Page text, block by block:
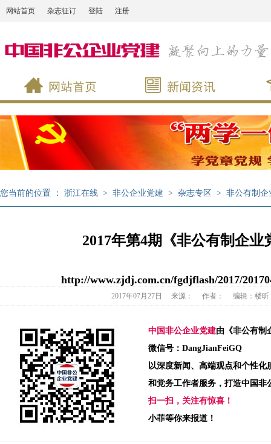
网站首页 杂志征订 登陆 注册
您当前的位置 ： 浙江在线 > 非公企业党建 > 杂志专区 > 非公有制企
2017年第4期《非公有制企业
http://www.zjdj.com.cn/fgdjflash/2017/
2017年07月27日 来源： 作者： 编辑：楼昕
中国非公企业党建由《非公有制
微信号：DangJianFeiGQ
以深度新闻、高端观点和个性化
和党务工作者服务，打造中国非
扫一扫，关注有惊喜！
小菲等你来报道！